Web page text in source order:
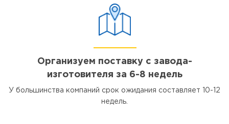
Организуем поставку с завода-
изготовителя за 6-8 недель
У большинства компаний срок ожидания составляет 10-12
недель.